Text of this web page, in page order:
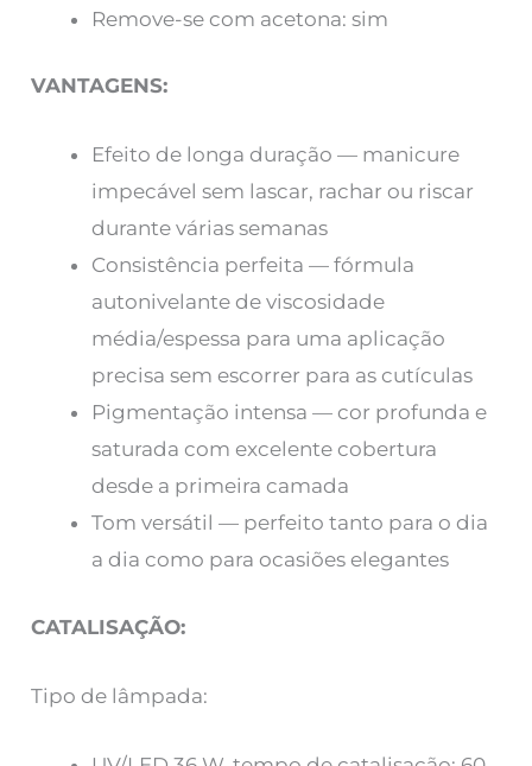
Remove-se com acetona: sim
VANTAGENS:
Efeito de longa duração — manicure
impecável sem lascar, rachar ou riscar
durante várias semanas
Consistência perfeita — fórmula
autonivelante de viscosidade
média/espessa para uma aplicação
precisa sem escorrer para as cutículas
Pigmentação intensa — cor profunda e
saturada com excelente cobertura
desde a primeira camada
Tom versátil — perfeito tanto para o dia
a dia como para ocasiões elegantes
CATALISAÇÃO:
Tipo de lâmpada: